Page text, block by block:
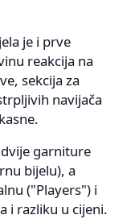
je i prve
reakcija na
sekcija za
navijača
garniture
bijelu), a
("Players") i
i razliku u cijeni.